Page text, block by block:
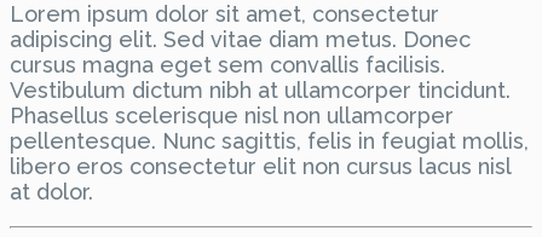
Lorem ipsum dolor sit amet, consectetur
adipiscing elit. Sed vitae diam metus. Donec
cursus magna eget sem convallis facilisis.
Vestibulum dictum nibh at ullamcorper tincidunt.
Phasellus scelerisque nisl non ullamcorper
pellentesque. Nunc sagittis, felis in feugiat mollis,
libero eros consectetur elit non cursus lacus nisl
at dolor.